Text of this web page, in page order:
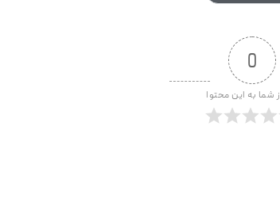
0
شما به این محتوا